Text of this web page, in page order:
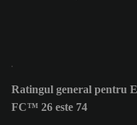
Ratingul general pentru
FC™ 26 este 74